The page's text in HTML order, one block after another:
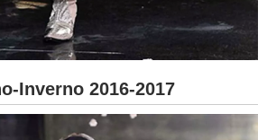
Inverno 2016-2017